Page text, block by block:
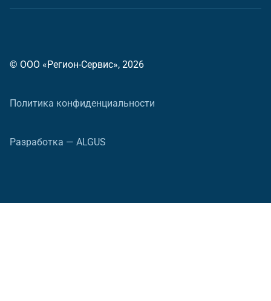
© ООО «Регион-Сервис», 2026
Политика конфиденциальности
Разработка — ALGUS